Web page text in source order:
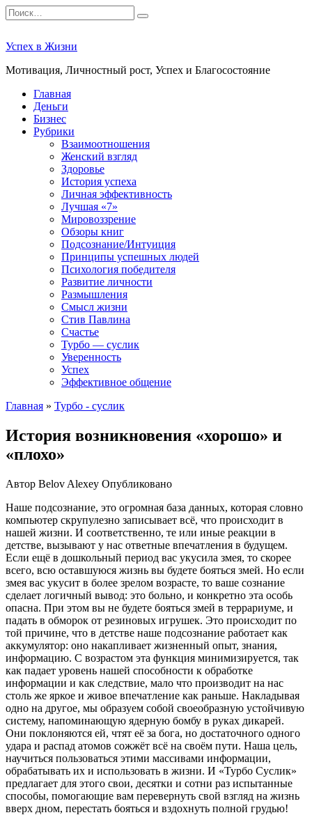
Перейти
к
Search
for:
Успех в Жизни
Мотивация, Личностный рост, Успех и Благосостояние
Главная
Деньги
Бизнес
Рубрики
Взаимоотношения
Женский взгляд
Здоровье
История успеха
Личная эффективность
Лучшая «7»
Мировоззрение
Обзоры книг
Подсознание/Интуиция
Принципы успешных людей
Психология победителя
Развитие личности
Размышления
Смысл жизни
Стив Павлина
Счастье
Турбо — суслик
Уверенность
Успех
Эффективное общение
Главная » Турбо - суслик
История возникновения «хорошо» и
«плохо»
Автор Belov Alexey Опубликовано
Наше подсознание, это огромная база данных, которая словно
компьютер скрупулезно записывает всё, что происходит в
нашей жизни. И соответственно, те или иные реакции в
детстве, вызывают у нас ответные впечатления в будущем.
Если ещё в дошкольный период вас укусила змея, то скорее
всего, всю оставшуюся жизнь вы будете бояться змей. Но если
змея вас укусит в более зрелом возрасте, то ваше сознание
сделает логичный вывод: это больно, и конкретно эта особь
опасна. При этом вы не будете бояться змей в террариуме, и
падать в обморок от резиновых игрушек. Это происходит по
той причине, что в детстве наше подсознание работает как
аккумулятор: оно накапливает жизненный опыт, знания,
информацию. С возрастом эта функция минимизируется, так
как падает уровень нашей способности к обработке
информации и как следствие, мало что производит на нас
столь же яркое и живое впечатление как раньше. Накладывая
одно на другое, мы образуем собой своеобразную устойчивую
систему, напоминающую ядерную бомбу в руках дикарей.
Они поклоняются ей, чтят её за бога, но достаточного одного
удара и распад атомов сожжёт всё на своём пути. Наша цель,
научиться пользоваться этими массивами информации,
обрабатывать их и использовать в жизни. И «Турбо Суслик»
предлагает для этого свои, десятки и сотни раз испытанные
способы, помогающие вам перевернуть свой взгляд на жизнь
вверх дном, перестать бояться и вздохнуть полной грудью!